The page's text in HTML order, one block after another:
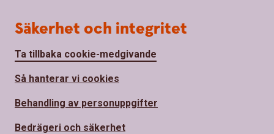
Säkerhet och integritet
Ta tillbaka cookie-medgivande
Så hanterar vi cookies
Behandling av personuppgifter
Bedrägeri och säkerhet